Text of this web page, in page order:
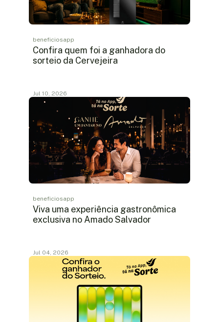
beneficiosapp
Confira quem foi a ganhadora do
sorteio da Cervejeira
Jul 10, 2026
beneficiosapp
Viva uma experiência gastronômica
exclusiva no Amado Salvador
Jul 04, 2026